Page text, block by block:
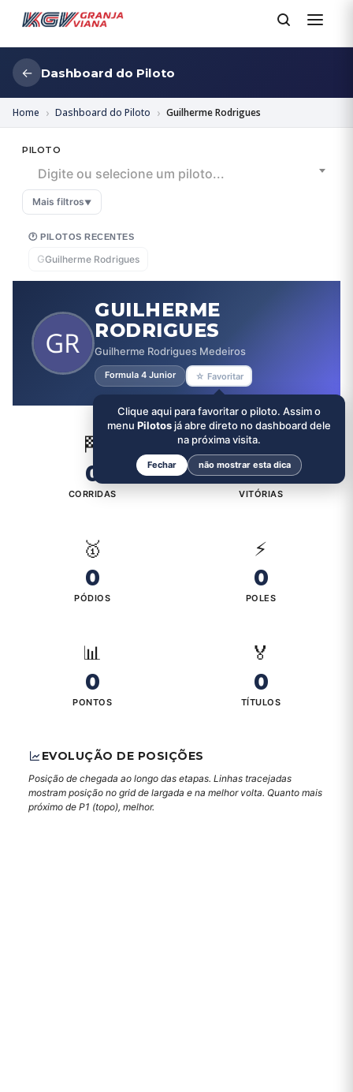
← Dashboard do Piloto
Home Dashboard do Piloto Guilherme Rodrigues
PILOTO
Digite ou selecione um piloto...
Mais filtros▼
🕐 PILOTOS RECENTES
GGuilherme Rodrigues
GUILHERME
RODRIGUES
Guilherme Rodrigues Medeiros
Formula 4 Junior ☆ Favoritar
🏁
0
CORRIDAS
🏆
0
VITÓRIAS
🥇
0
PÓDIOS
⚡
0
POLES
📊
0
PONTOS
🏅
0
TÍTULOS
EVOLUÇÃO DE POSIÇÕES
Posição de chegada ao longo das etapas. Linhas tracejadas
mostram posição no grid de largada e na melhor volta. Quanto mais
próximo de P1 (topo), melhor.
Clique aqui para favoritar o piloto. Assim o
menu Pilotos já abre direto no dashboard dele
na próxima visita.
Fechar não mostrar esta dica